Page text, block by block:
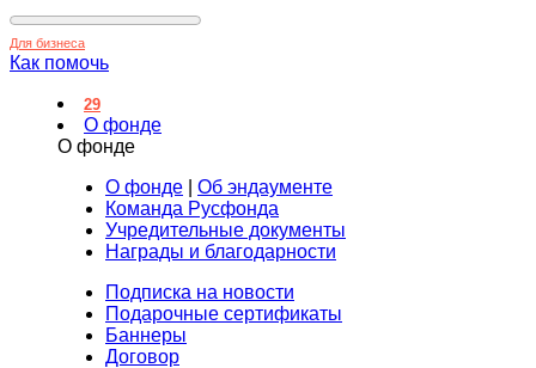
Для бизнеса
Как помочь
29
О фонде
О фонде
О фонде
Об эндаументе
Команда Русфонда
Учредительные документы
Награды и благодарности
Подписка на новости
Подарочные сертификаты
Баннеры
Договор